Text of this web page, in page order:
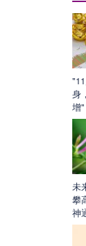
身
增"
未
攀
神